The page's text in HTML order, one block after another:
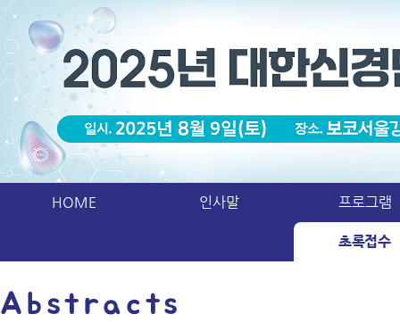
HOME 인사말 프로그램
초록접수
Abstracts